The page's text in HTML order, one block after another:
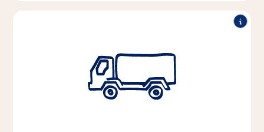
camions
La mise en place d'un entrepôt à hauts rayonnages
entièrement automatisé en 2021 nous permettra